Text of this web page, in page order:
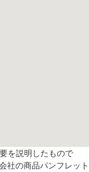
を説明したもので
社の商品パンフレット